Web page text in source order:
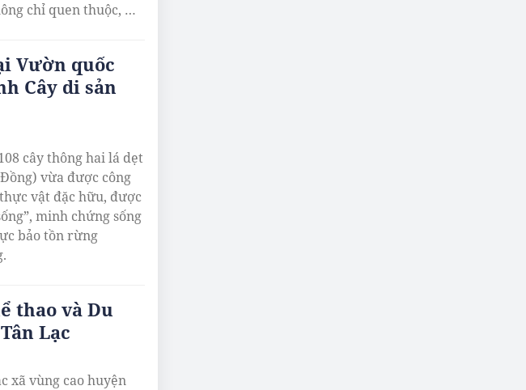
chỉ quen thuộc, mà
Vườn quốc
Cây di sản
cây thông hai lá dẹt
vừa được công
vật đặc hữu, được
minh chứng sống
bảo tồn rừng
thao và Du
Lạc
xã vùng cao huyện